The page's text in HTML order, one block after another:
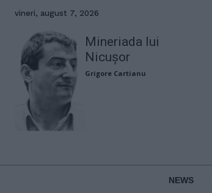
vineri, august 7, 2026
Mineriada lui
Nicușor
Grigore Cartianu
NEWS